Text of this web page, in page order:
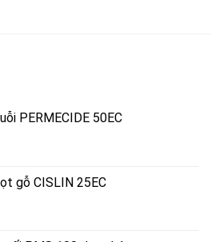
PERMECIDE 50EC
gỗ CISLIN 25EC